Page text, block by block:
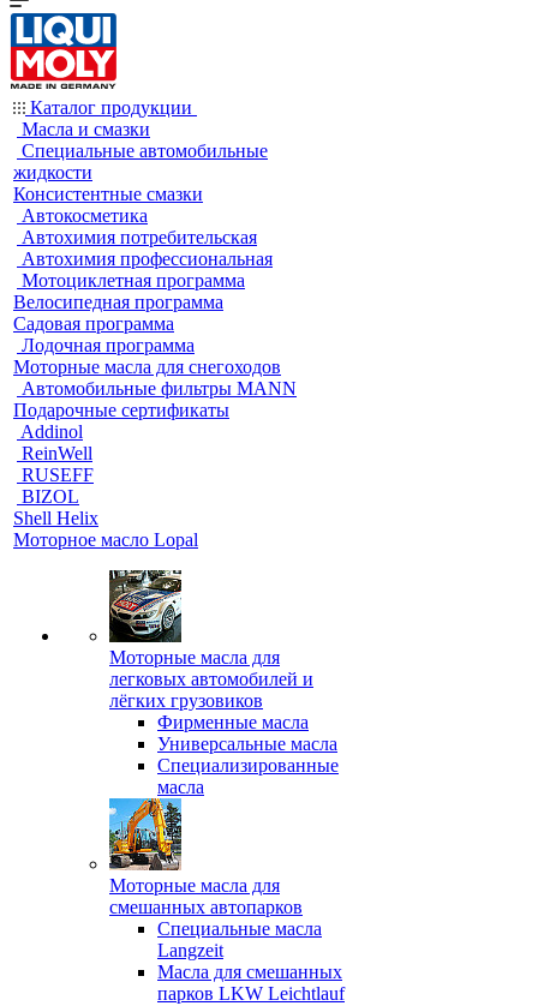
Каталог продукции
Масла и смазки
Специальные автомобильные
жидкости
Консистентные смазки
Автокосметика
Автохимия потребительская
Автохимия профессиональная
Мотоциклетная программа
Велосипедная программа
Садовая программа
Лодочная программа
Моторные масла для снегоходов
Автомобильные фильтры MANN
Подарочные сертификаты
Addinol
ReinWell
RUSEFF
BIZOL
Shell Helix
Моторное масло Lopal
Моторные масла для
легковых автомобилей и
лёгких грузовиков
Фирменные масла
Универсальные масла
Специализированные
масла
Моторные масла для
смешанных автопарков
Специальные масла
Langzeit
Масла для смешанных
парков LKW Leichtlauf